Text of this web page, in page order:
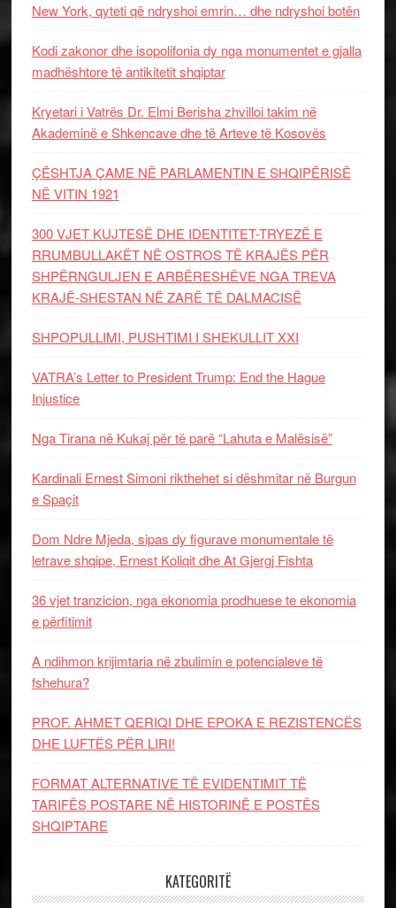
New York, qyteti që ndryshoi emrin… dhe ndryshoi botën
Kodi zakonor dhe isopolifonia dy nga monumentet e gjalla
madhështore të antikitetit shqiptar
Kryetari i Vatrës Dr. Elmi Berisha zhvilloi takim në
Akademinë e Shkencave dhe të Arteve të Kosovës
ÇËSHTJA ÇAME NË PARLAMENTIN E SHQIPËRISË
NË VITIN 1921
300 VJET KUJTESË DHE IDENTITET-TRYEZË E
RRUMBULLAKËT NË OSTROS TË KRAJËS PËR
SHPËRNGULJEN E ARBËRESHËVE NGA TREVA
KRAJË-SHESTAN NË ZARË TË DALMACISË
SHPOPULLIMI, PUSHTIMI I SHEKULLIT XXI
VATRA’s Letter to President Trump: End the Hague
Injustice
Nga Tirana në Kukaj për të parë “Lahuta e Malësisë”
Kardinali Ernest Simoni rikthehet si dëshmitar në Burgun
e Spaçit
Dom Ndre Mjeda, sipas dy figurave monumentale të
letrave shqipe, Ernest Koliqit dhe At Gjergj Fishta
36 vjet tranzicion, nga ekonomia prodhuese te ekonomia
e përfitimit
A ndihmon krijimtaria në zbulimin e potencialeve të
fshehura?
PROF. AHMET QERIQI DHE EPOKA E REZISTENCЁS
DHE LUFTЁS PЁR LIRI!
FORMAT ALTERNATIVE TË EVIDENTIMIT TË
TARIFËS POSTARE NË HISTORINË E POSTËS
SHQIPTARE
KATEGORITË